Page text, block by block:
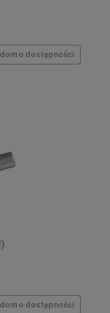
o dostępności
o dostępności